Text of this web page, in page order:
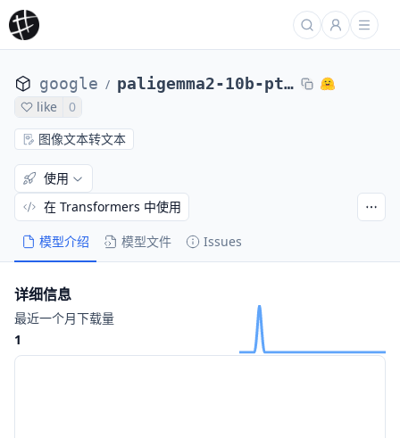
google / paligemma2-10b-pt-896-keras
like
0
图像文本转文本
模型介绍 模型文件 Issues
使用
在 Transformers 中使用
详细信息
最近一个月下载量
1